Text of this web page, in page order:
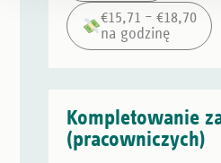
€15,71 – €18,70
na godzinę
Kompletowanie
(pracowniczych)